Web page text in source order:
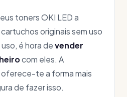
toners OKI LED a
originais sem uso
é hora devender
com eles. A
te a forma mais
de fazer isso.